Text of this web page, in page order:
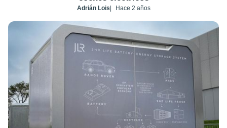
Adrián Lois Hace 2 años